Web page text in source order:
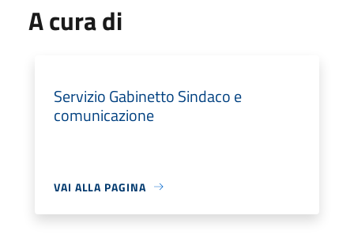
A cura di
Servizio Gabinetto Sindaco e
comunicazione
VAI ALLA PAGINA